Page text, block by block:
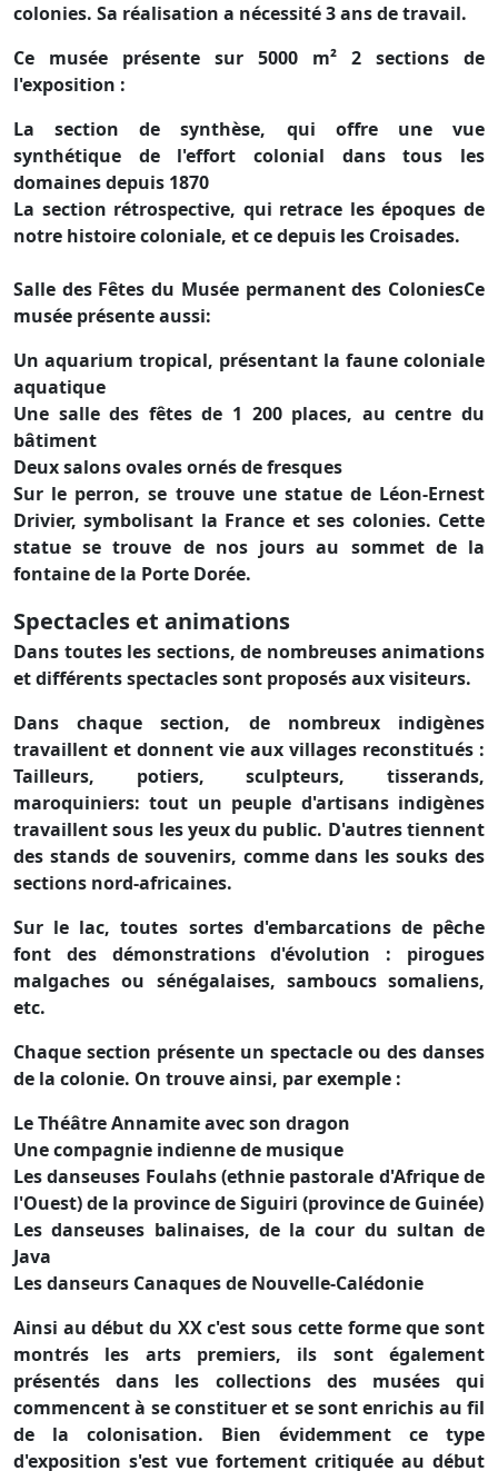
colonies. Sa réalisation a nécessité 3 ans de travail.
Ce musée présente sur 5000 m² 2 sections de
l'exposition :
La section de synthèse, qui offre une vue
synthétique de l'effort colonial dans tous les
domaines depuis 1870
La section rétrospective, qui retrace les époques de
notre histoire coloniale, et ce depuis les Croisades.
Salle des Fêtes du Musée permanent des ColoniesCe
musée présente aussi:
Un aquarium tropical, présentant la faune coloniale
aquatique
Une salle des fêtes de 1 200 places, au centre du
bâtiment
Deux salons ovales ornés de fresques
Sur le perron, se trouve une statue de Léon-Ernest
Drivier, symbolisant la France et ses colonies. Cette
statue se trouve de nos jours au sommet de la
fontaine de la Porte Dorée.
Spectacles et animations
Dans toutes les sections, de nombreuses animations
et différents spectacles sont proposés aux visiteurs.
Dans chaque section, de nombreux indigènes
travaillent et donnent vie aux villages reconstitués :
Tailleurs, potiers, sculpteurs, tisserands,
maroquiniers: tout un peuple d'artisans indigènes
travaillent sous les yeux du public. D'autres tiennent
des stands de souvenirs, comme dans les souks des
sections nord-africaines.
Sur le lac, toutes sortes d'embarcations de pêche
font des démonstrations d'évolution : pirogues
malgaches ou sénégalaises, samboucs somaliens,
etc.
Chaque section présente un spectacle ou des danses
de la colonie. On trouve ainsi, par exemple :
Le Théâtre Annamite avec son dragon
Une compagnie indienne de musique
Les danseuses Foulahs (ethnie pastorale d'Afrique de
l'Ouest) de la province de Siguiri (province de Guinée)
Les danseuses balinaises, de la cour du sultan de
Java
Les danseurs Canaques de Nouvelle-Calédonie
Ainsi au début du XX c'est sous cette forme que sont
montrés les arts premiers, ils sont également
présentés dans les collections des musées qui
commencent à se constituer et se sont enrichis au fil
de la colonisation. Bien évidemment ce type
d'exposition s'est vue fortement critiquée au début